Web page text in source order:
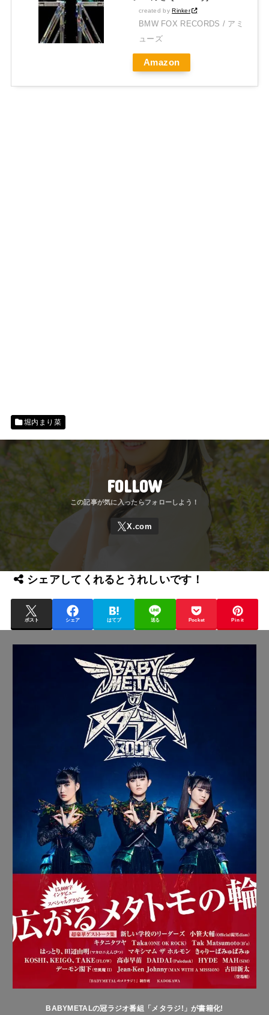
created byRinker
BMW FOX RECORDS / アミ
ューズ
Amazon
堀内まり菜
FOLLOW
シェアしてくれるとうれしいです！
ポスト シェア はてブ 送る Pocket Pin it
BABYMETALの冠ラジオ番組「メタラジ!」が書籍化!